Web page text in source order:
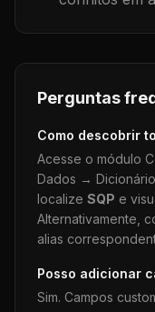
Perguntas
Como descobrir
Acesse o módulo
Dados →
localize SQP e
Alternativamente,
alias
Posso adicionar
Sim. Campos